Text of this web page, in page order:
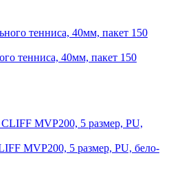
тенниса, 40мм, пакет 150
MVP200, 5 размер, PU, бело-